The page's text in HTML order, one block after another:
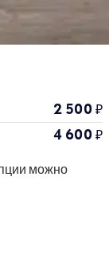
2 500₽
4 600₽
можно